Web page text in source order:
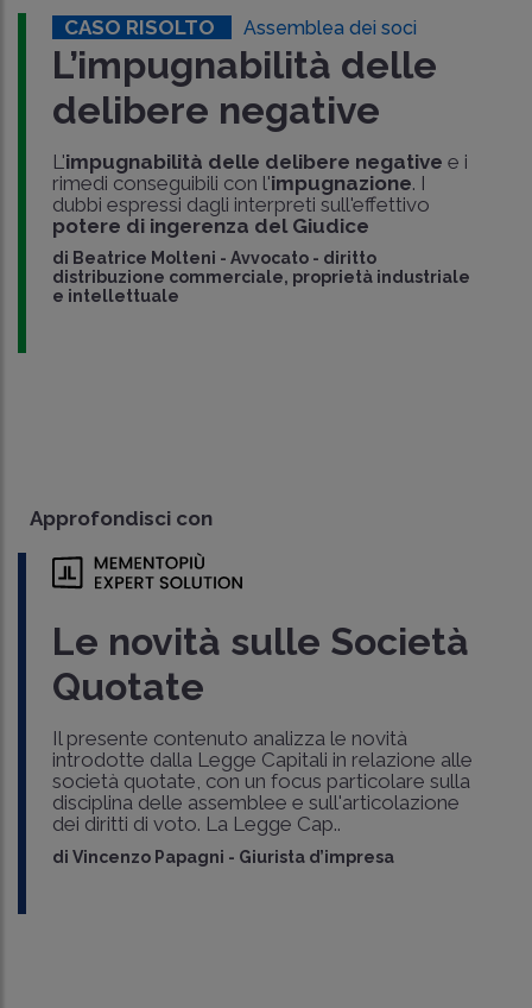
CASO RISOLTO Assemblea dei soci
L’impugnabilità delle
delibere negative
L'impugnabilità delle delibere negative e i
rimedi conseguibili con l'impugnazione. I
dubbi espressi dagli interpreti sull'effettivo
potere di ingerenza del Giudice
di Beatrice Molteni - Avvocato - diritto
distribuzione commerciale, proprietà industriale
e intellettuale
Approfondisci con
Le novità sulle Società
Quotate
Il presente contenuto analizza le novità
introdotte dalla Legge Capitali in relazione alle
società quotate, con un focus particolare sulla
disciplina delle assemblee e sull'articolazione
dei diritti di voto. La Legge Cap..
di Vincenzo Papagni - Giurista d’impresa